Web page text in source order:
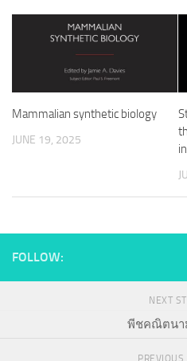
Mammalian synthetic biology
JUNE 19, 2025
FOLLOW:
NEXT
พีชคณิตนา
PREVIOUS